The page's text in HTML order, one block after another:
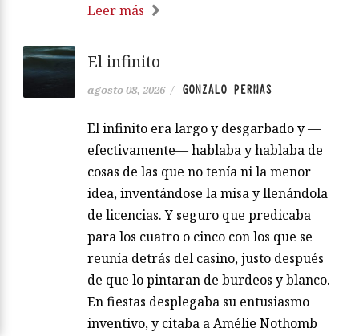
Leer más
El infinito
agosto 08, 2026 / GONZALO PERNAS
El infinito era largo y desgarbado y —
efectivamente— hablaba y hablaba de
cosas de las que no tenía ni la menor
idea, inventándose la misa y llenándola
de licencias. Y seguro que predicaba
para los cuatro o cinco con los que se
reunía detrás del casino, justo después
de que lo pintaran de burdeos y blanco.
En fiestas desplegaba su entusiasmo
inventivo, y citaba a Amélie Nothomb